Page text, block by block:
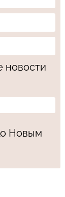
новости
Новым